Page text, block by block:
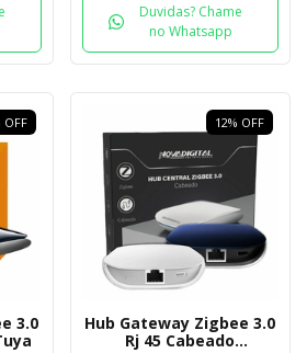
Duvidas? Chame
no Whatsapp
OFF
3.0
12% OFF
Hub Gateway Zigbee 3.0
Rj 45 Cabeado